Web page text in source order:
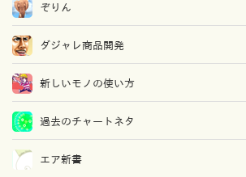
ぞりん
ダジャレ商品開発
新しいモノの使い方
過去のチャートネタ
エア新書